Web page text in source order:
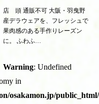
店 頭 通販不可 大阪・羽曳野
産デラウェアを、フレッシュで
果肉感のある手作りレーズン
に。 ふわふ…
Warning: Undefined
in
osakamon.jp/